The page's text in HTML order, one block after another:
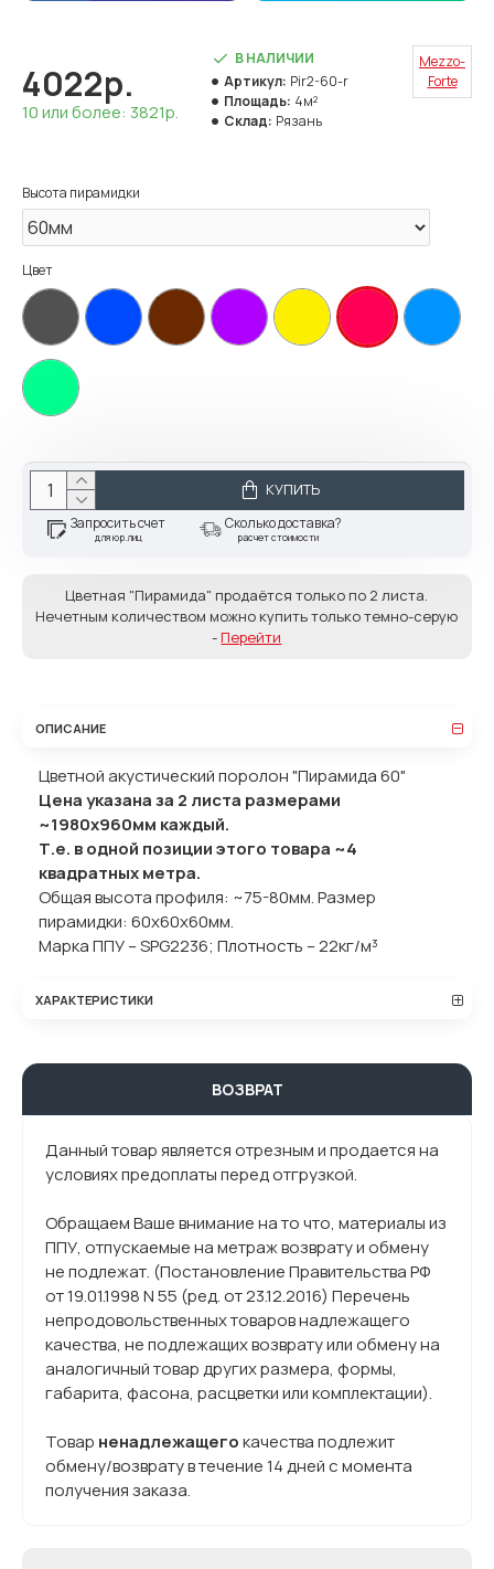
4022р.
10 или более: 3821р.
В НАЛИЧИИ
Артикул: Pir2-60-r
Площадь: 4м²
Склад: Рязань
Mezzo-
Forte
Высота пирамидки
Цвет
КУПИТЬ
Запросить счет
для юр.лиц
Сколько доставка?
расчет стоимости
Цветная "Пирамида" продаётся только по 2 листа.
Нечетным количеством можно купить только темно-серую
- Перейти
ОПИСАНИЕ
Цветной акустический поролон "Пирамида 60"
Цена указана за 2 листа размерами
~1980х960мм каждый.
Т.е. в одной позиции этого товара ~4
квадратных метра.
Общая высота профиля: ~75-80мм. Размер
пирамидки: 60x60x60мм.
Марка ППУ – SPG2236; Плотность – 22кг/м³
ХАРАКТЕРИСТИКИ
ВОЗВРАТ
Данный товар является отрезным и продается на
условиях предоплаты перед отгрузкой.
Обращаем Ваше внимание на то что, материалы из
ППУ, отпускаемые на метраж возврату и обмену
не подлежат. (Постановление Правительства РФ
от 19.01.1998 N 55 (ред. от 23.12.2016) Перечень
непродовольственных товаров надлежащего
качества, не подлежащих возврату или обмену на
аналогичный товар других размера, формы,
габарита, фасона, расцветки или комплектации).
Товар ненадлежащегокачества подлежит
обмену/возврату в течение 14 дней с момента
получения заказа.